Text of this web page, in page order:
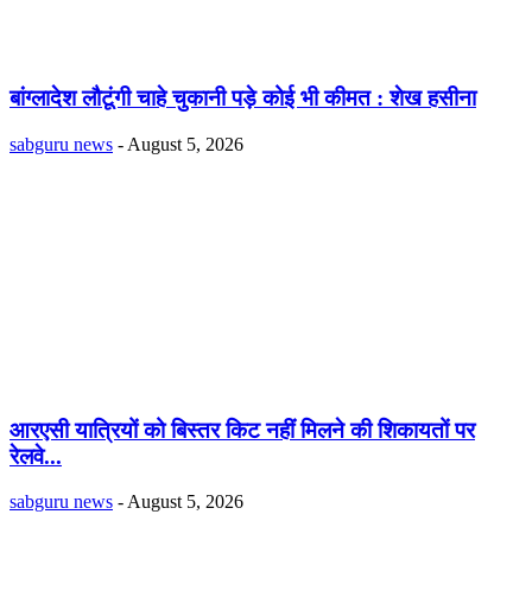
बांग्लादेश लौटूंगी चाहे चुकानी पड़े कोई भी कीमत : शेख हसीना
sabguru news - August 5, 2026
आरएसी यात्रियों को बिस्तर किट नहीं मिलने की शिकायतों पर
रेलवे...
sabguru news - August 5, 2026